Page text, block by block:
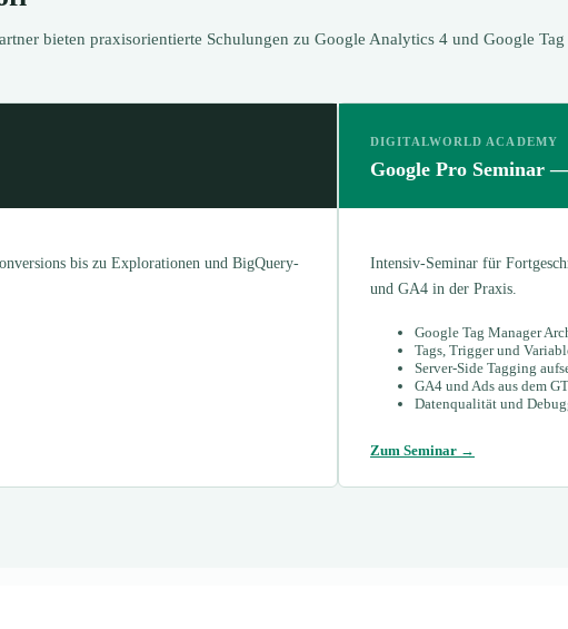
bieten praxisorientierte Schulungen zu Google Analytics 4 und Google Tag
bis zu Explorationen und BigQuery-
DIGITALWORLD ACADEMY
Google Pro Seminar
Intensiv-Seminar für
und GA4 in der Praxis.
Google Tag Manager
Tags, Trigger und
Server-Side Tagging
GA4 und Ads aus dem
Datenqualität und
Zum Seminar →